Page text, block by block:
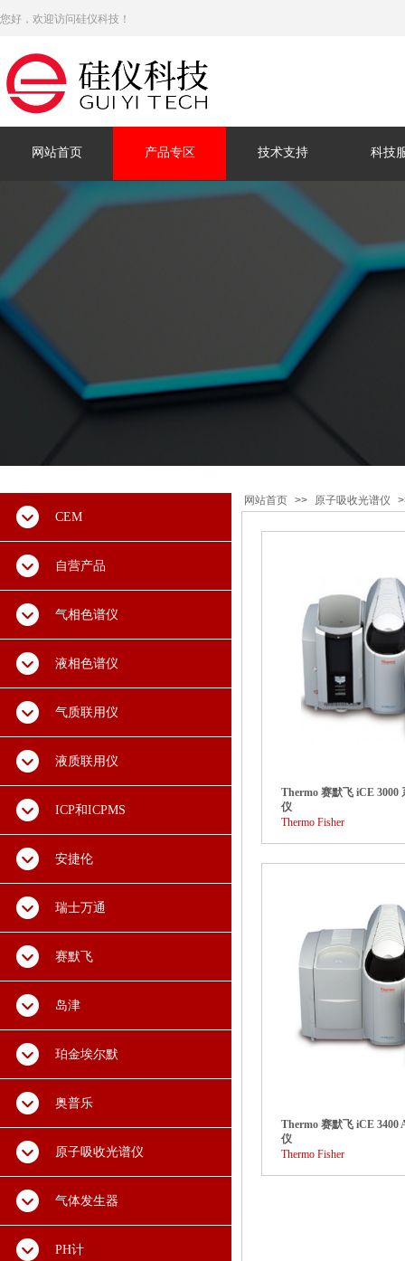
您好，欢迎访问硅仪科技！
网站首页 产品专区 技术支持 科技
网站首页 >> 原子吸收光谱仪
CEM
自营产品
气相色谱仪
液相色谱仪
气质联用仪
液质联用仪
ICP和ICPMS
安捷伦
瑞士万通
赛默飞
岛津
珀金埃尔默
奥普乐
原子吸收光谱仪
气体发生器
PH计
Thermo 赛默飞 iCE 3000
仪
Thermo Fisher
Thermo 赛默飞 iCE 3400
仪
Thermo Fisher